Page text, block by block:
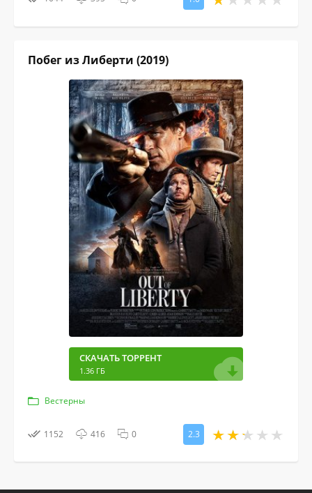
Побег из Либерти (2019)
СКАЧАТЬ ТОРРЕНТ
1.36 ГБ
Вестерны
1152 416 0 2.3